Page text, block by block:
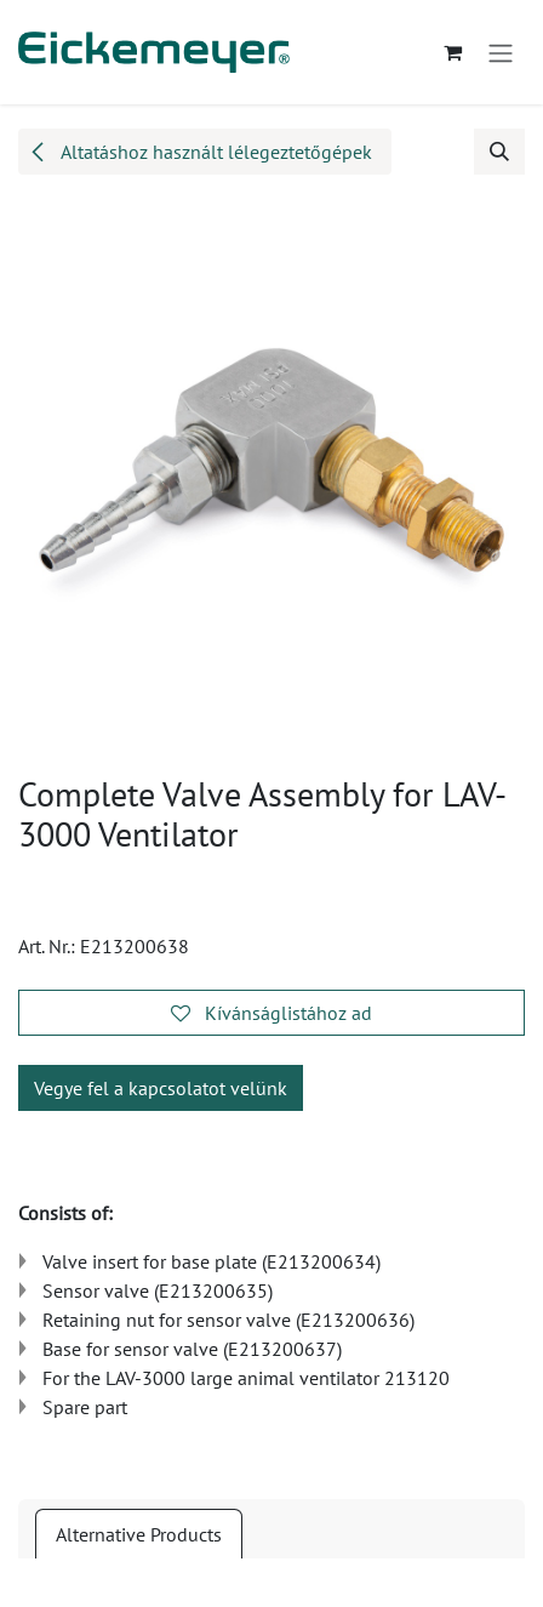
Altatáshoz használt lélegeztetőgépek
Complete Valve Assembly for LAV-
3000 Ventilator
Art. Nr.: E213200638
Kívánságlistához ad
Vegye fel a kapcsolatot velünk
Consists of:
Valve insert for base plate (E213200634)
Sensor valve (E213200635)
Retaining nut for sensor valve (E213200636)
Base for sensor valve (E213200637)
For the LAV-3000 large animal ventilator 213120
Spare part
Alternative Products